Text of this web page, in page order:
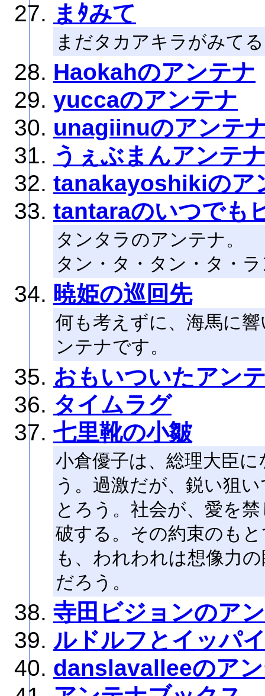
まﾀみて
まだタカアキラがみてる
Haokahのアンテナ
yuccaのアンテナ
unagiinuのアンテ
うぇぶまんアンテ
tanakayoshikiのア
tantaraのいつでも
タンタラのアンテナ。
タン・タ・タン・タ・
暁姫の巡回先
何も考えずに、海馬に
ンテナです。
おもいついたアン
タイムラグ
七里靴の小皺
小倉優子は、総理大臣
う。過激だが、鋭い狙
とろう。社会が、愛を
破する。その約束のも
も、われわれは想像力
だろう。
寺田ビジョンのア
ルドルフとイッパ
danslavalleeのア